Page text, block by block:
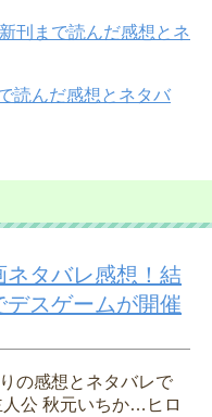
刊まで読んだ感想とネ
読んだ感想とネタバ
タバレ感想！結
スゲームが開催
の感想とネタバレで
公 秋元いちか…ヒロ